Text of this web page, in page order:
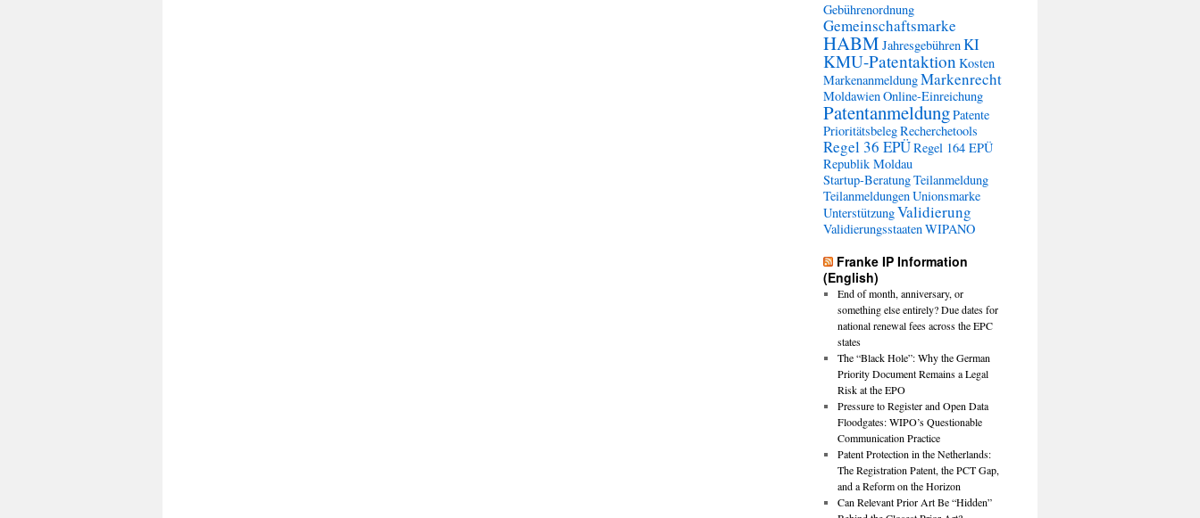
Gebührenordnung
Gemeinschaftsmarke
HABM JahresgebührenKI
KMU-Patentaktion Kosten
MarkenanmeldungMarkenrecht
MoldawienOnline-Einreichung
PatentanmeldungPatente
PrioritätsbelegRecherchetools
Regel 36 EPÜRegel 164 EPÜ
Republik Moldau
Startup-BeratungTeilanmeldung
TeilanmeldungenUnionsmarke
UnterstützungValidierung
ValidierungsstaatenWIPANO
Franke IP Information
(English)
End of month, anniversary, or
something else entirely? Due dates for
national renewal fees across the EPC
states
The “Black Hole”: Why the German
Priority Document Remains a Legal
Risk at the EPO
Pressure to Register and Open Data
Floodgates: WIPO’s Questionable
Communication Practice
Patent Protection in the Netherlands:
The Registration Patent, the PCT Gap,
and a Reform on the Horizon
Can Relevant Prior Art Be “Hidden”